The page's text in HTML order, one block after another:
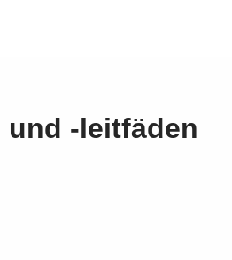
-leitfäden